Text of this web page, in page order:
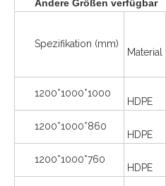
Andere Größen verfügbar
Spezifikation (mm)
Material
1200*1000*1000
HDPE
1200*1000*860
HDPE
1200*1000*760
HDPE